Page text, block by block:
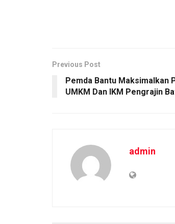
Previous Post
Pemda Bantu Maksimalkan
UMKM Dan IKM Pengrajin
admin